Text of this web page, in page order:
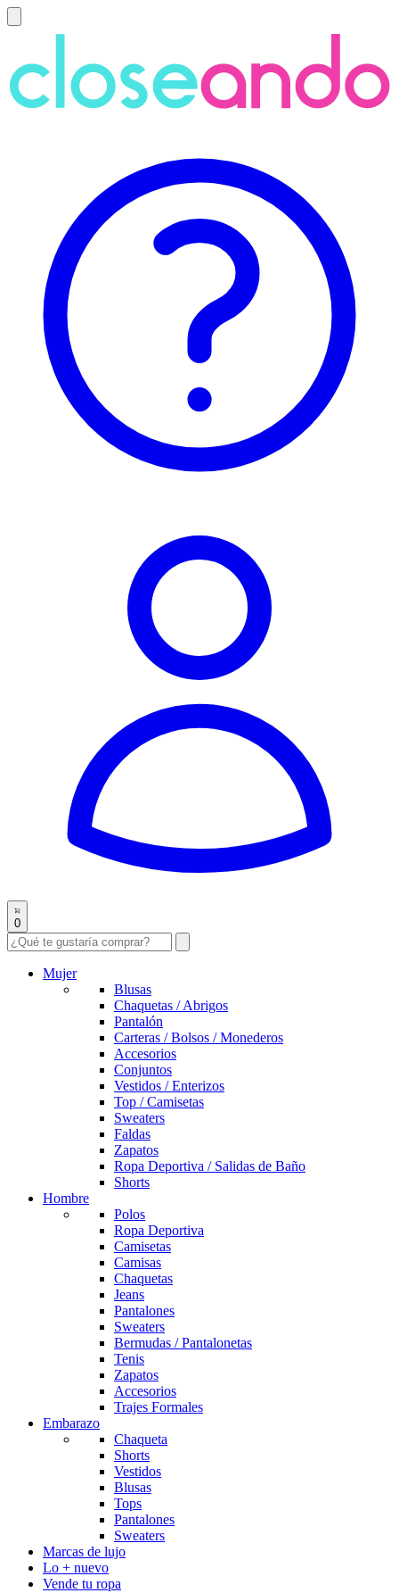
0
Mujer
Blusas
Chaquetas / Abrigos
Pantalón
Carteras / Bolsos / Monederos
Accesorios
Conjuntos
Vestidos / Enterizos
Top / Camisetas
Sweaters
Faldas
Zapatos
Ropa Deportiva / Salidas de Baño
Shorts
Hombre
Polos
Ropa Deportiva
Camisetas
Camisas
Chaquetas
Jeans
Pantalones
Sweaters
Bermudas / Pantalonetas
Tenis
Zapatos
Accesorios
Trajes Formales
Embarazo
Chaqueta
Shorts
Vestidos
Blusas
Tops
Pantalones
Sweaters
Marcas de lujo
Lo + nuevo
Vende tu ropa